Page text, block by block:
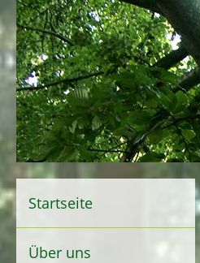
Startseite
Über uns